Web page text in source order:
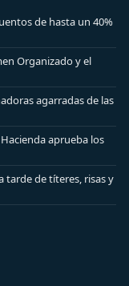
de hasta un 40%
Organizado y el
agarradas de las
aprueba los
tarde de títeres, risas y